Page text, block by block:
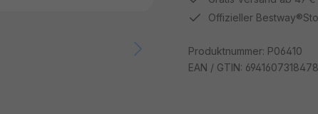
Offizieller
Produktnummer: P06410
EAN / GTIN: 6941607318478